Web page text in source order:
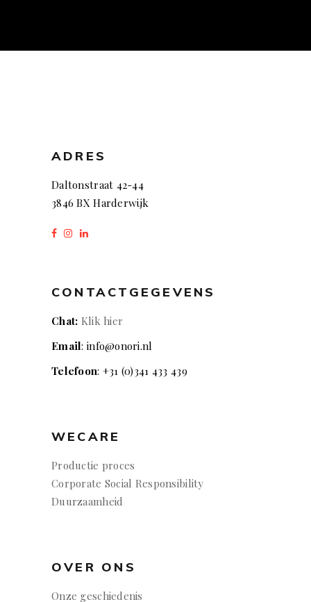
ADRES
Daltonstraat 42-44
3846 BX Harderwijk
CONTACTGEGEVENS
Chat: Klik hier
Email: info@onori.nl
Telefoon: +31 (0)341 433 439
WECARE
Productie proces
Corporate Social Responsibility
Duurzaamheid
OVER ONS
Onze geschiedenis